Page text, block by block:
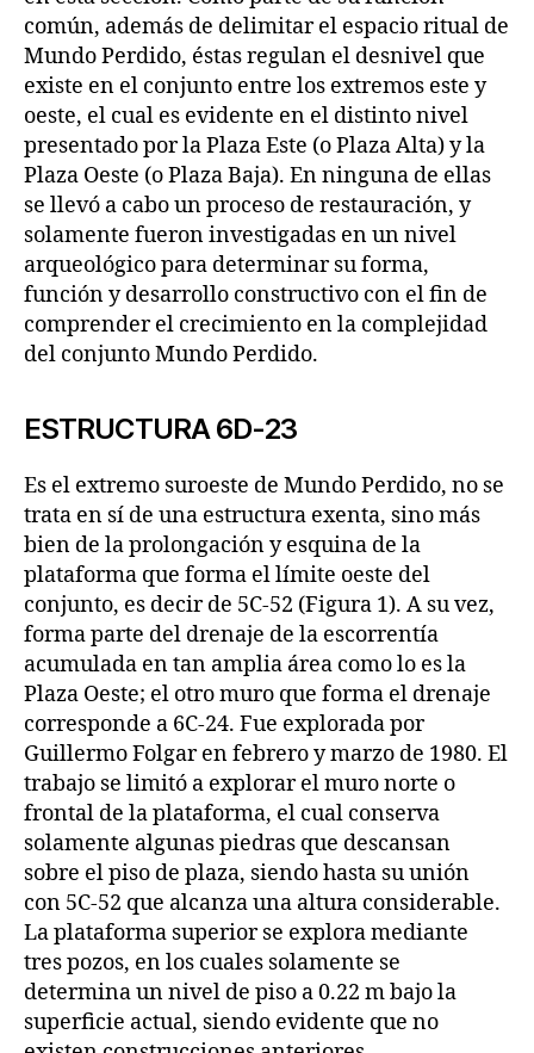
común, además de delimitar el espacio ritual de
Mundo Perdido, éstas regulan el desnivel que
existe en el conjunto entre los extremos este y
oeste, el cual es evidente en el distinto nivel
presentado por la Plaza Este (o Plaza Alta) y la
Plaza Oeste (o Plaza Baja). En ninguna de ellas
se llevó a cabo un proceso de restauración, y
solamente fueron investigadas en un nivel
arqueológico para determinar su forma,
función y desarrollo constructivo con el fin de
comprender el crecimiento en la complejidad
del conjunto Mundo Perdido.
ESTRUCTURA 6D-23
Es el extremo suroeste de Mundo Perdido, no se
trata en sí de una estructura exenta, sino más
bien de la prolongación y esquina de la
plataforma que forma el límite oeste del
conjunto, es decir de 5C-52 (Figura 1). A su vez,
forma parte del drenaje de la escorrentía
acumulada en tan amplia área como lo es la
Plaza Oeste; el otro muro que forma el drenaje
corresponde a 6C-24. Fue explorada por
Guillermo Folgar en febrero y marzo de 1980. El
trabajo se limitó a explorar el muro norte o
frontal de la plataforma, el cual conserva
solamente algunas piedras que descansan
sobre el piso de plaza, siendo hasta su unión
con 5C-52 que alcanza una altura considerable.
La plataforma superior se explora mediante
tres pozos, en los cuales solamente se
determina un nivel de piso a 0.22 m bajo la
superficie actual, siendo evidente que no